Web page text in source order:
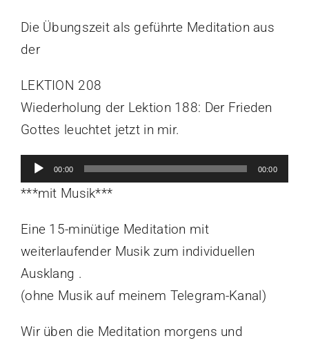
Die Übungszeit als geführte Meditation aus
der
LEKTION 208
Wiederholung der Lektion 188: Der Frieden
Gottes leuchtet jetzt in mir.
Audio-
Player
00:00 00:00
***mit Musik***
Eine 15-minütige Meditation mit
weiterlaufender Musik zum individuellen
Ausklang .
(ohne Musik auf meinem Telegram-Kanal)
Wir üben die Meditation morgens und